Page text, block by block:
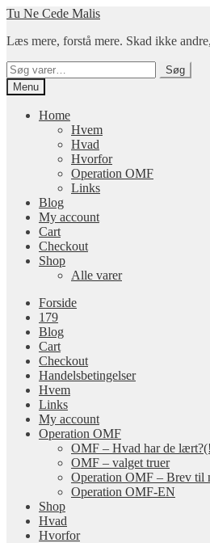
Spring
navigation
Spring
indhold
Tu Ne Cede Malis
Læs mere, forstå mere. Skad ikke
Søg
efter:
Søg
Menu
Home
Hvem
Hvad
Hvorfor
Operation OMF
Links
Blog
My account
Cart
Checkout
Shop
Alle varer
Forside
179
Blog
Cart
Checkout
Handelsbetingelser
Hvem
Links
My account
Operation OMF
OMF – Hvad har de
OMF – valget truer
Operation OMF – Brev til
Operation OMF-EN
Shop
Hvad
Hvorfor